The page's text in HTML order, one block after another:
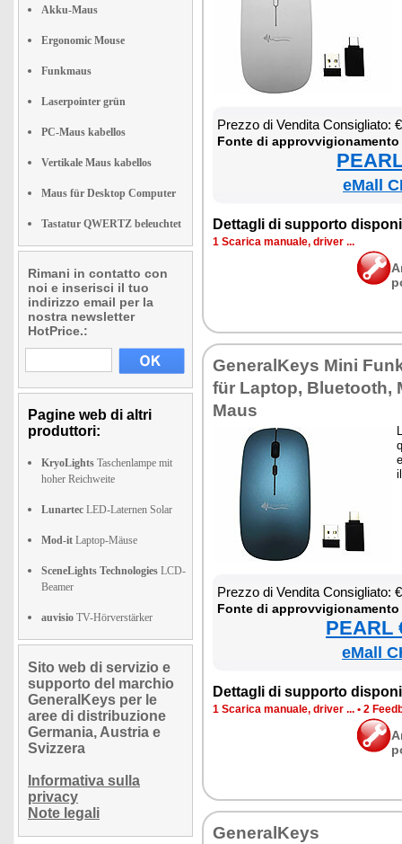
Akku-Maus
Ergonomic Mouse
Funkmaus
Laserpointer grün
PC-Maus kabellos
Vertikale Maus kabellos
Maus für Desktop Computer
Tastatur QWERTZ beleuchtet
Rimani in contatto con
noi e inserisci il tuo
indirizzo email per la
nostra newsletter
HotPrice.:
Pagine web di altri
produttori:
KryoLights Taschenlampe mit
hoher Reichweite
Lunartec LED-Laternen Solar
Mod-it Laptop-Mäuse
SceneLights Technologies LCD-
Beamer
auvisio TV-Hörverstärker
Sito web di servizio e
supporto del marchio
GeneralKeys per le
aree di distribuzione
Germania, Austria e
Svizzera
Informativa sulla
privacy
Note legali
Prez­zo di Ven­di­ta Con­si­glia­to:
Fon­te di
eMall
Det­ta­gli di sup­por­to
1 Sca­ri­ca ma­nua­le, dri­ver ...
Ge­ne­ral­Keys Mi­ni
für Lap­top, Blue­too­th,
Maus
Prez­zo di Ven­di­ta Con­si­glia­to:
Fon­te di
PEARL
eMall
Det­ta­gli di sup­por­to
1 Sca­ri­ca ma­nua­le, dri­ver ... • 2
Ge­ne­ral­Keys